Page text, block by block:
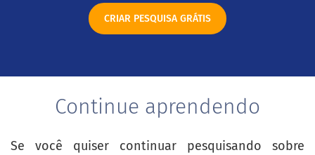
CRIAR PESQUISA GRÁTIS
Continue aprendendo
Se você quiser continuar pesquisando sobre